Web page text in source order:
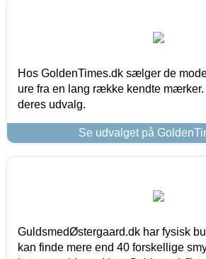
Hos GoldenTimes.dk sælger de
ure fra en lang række kendte mærker.
deres udvalg.
Se udvalget på
GuldsmedØstergaard.dk har fysisk
kan finde mere end 40 forskellige